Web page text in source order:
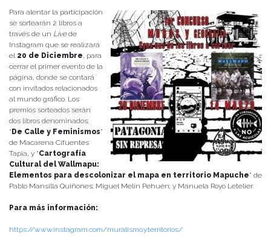
Para alentar la participación
se sortearán 2 libros a
través de un Livede
Instagram que se realizará
el 20 de Diciembre, para
cerrar el primer evento de la
página, donde se contará
con invitados relacionados
al mundo gráfico. Los
premios sorteados serán
dos libros denominados;
“ De Calle y Feminismos”
de Macarena Cifuentes
Tapia, y “Cartografía
Cultural del Wallmapu:
Elementos para descolonizar el mapa en territorio Mapuche” de
Pablo Mansilla Quiñones; Miguel Melín Pehuén; y Manuela Royo Letelier.
Para más información:
https://www.instagram.com/muralismo.y.territorios/